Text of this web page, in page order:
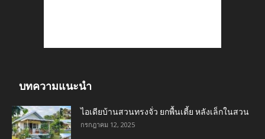
บทความแนะนำ
ไอเดียบ้านสวนทรงจั่ว ยกพื้นเตี้ย หลังเล็กในสวน
กรกฎาคม 12, 2025